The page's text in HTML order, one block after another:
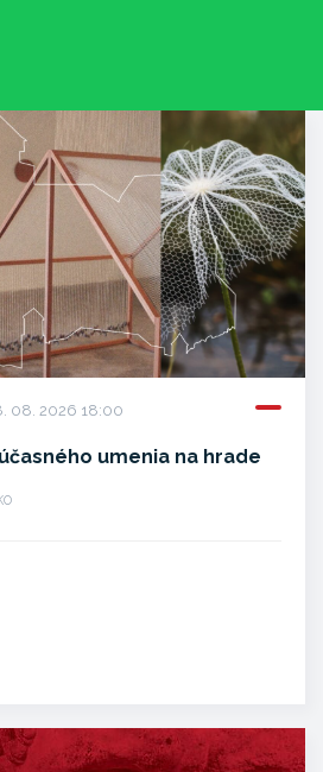
08. 2026 18:00
umenia na hrade